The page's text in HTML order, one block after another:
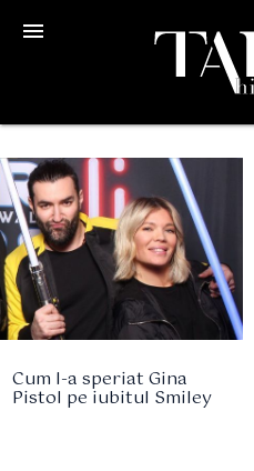
menu
Cum l-a speriat Gina
Pistol pe iubitul Smiley